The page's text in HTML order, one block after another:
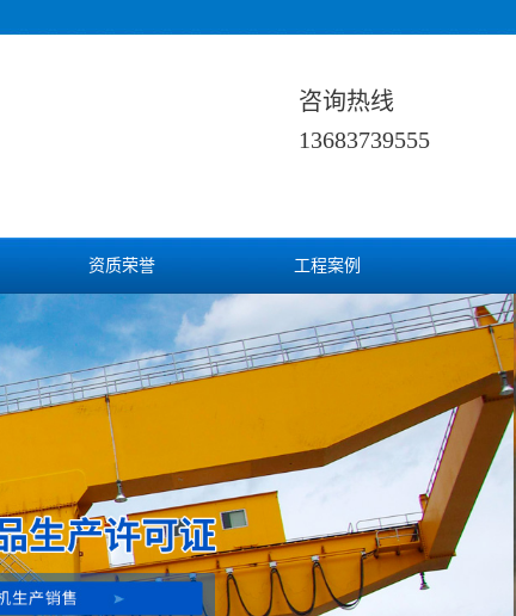
咨询热线
13683739555
资质荣誉 工程案例